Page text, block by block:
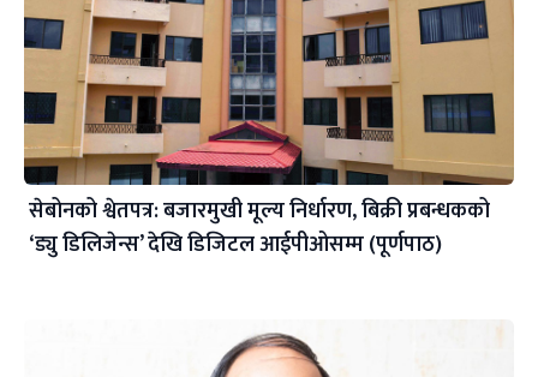
सेबोनको श्वेतपत्र: बजारमुखी मूल्य निर्धारण, बिक्री प्रबन्धकको
‘ड्यु डिलिजेन्स’ देखि डिजिटल आईपीओसम्म (पूर्णपाठ)